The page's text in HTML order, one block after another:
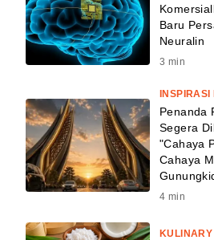
Baru
Neuralin
3 min
Penanda
Segera
"Cahaya
Cahaya
4 min
KULINARY